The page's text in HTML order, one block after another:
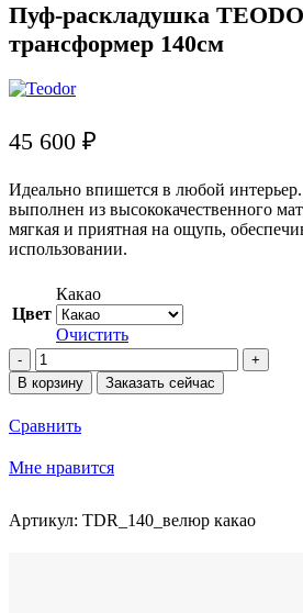
Пуф-раскладушка
трансформер 140см
45 600 ₽
Идеально впишется в любой
выполнен из высококачественного
мягкая и приятная на ощупь,
использовании.
Цвет
Какао
Очистить
Количество
товара
Пуф-
TEODOR,
140см
В корзину Заказать сейчас
Сравнить
Мне нравится
Артикул: TDR_140_велюр какао